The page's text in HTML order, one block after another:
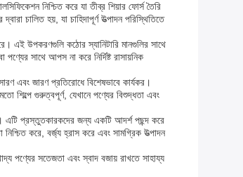
নিশ্চিত করে যা তীব্র শিয়ার ফোর্স তৈরি
চালিত হয়, যা চাহিদাপূর্ণ উত্পাদন পরিস্থিতিতে
এই উপকরণগুলি কঠোর স্যানিটারি মানগুলির সাথে
সাথে আপস না করে নির্দিষ্ট রাসায়নিক
এবং জারণ প্রতিরোধে বিশেষভাবে কার্যকর।
শিল্পে গুরুত্বপূর্ণ, যেখানে পণ্যের বিশুদ্ধতা এবং
এটি প্রস্তুতকারকদের জন্য একটি আদর্শ পছন্দ করে
করে, বর্জ্য হ্রাস করে এবং সামগ্রিক উত্পাদন
পণ্যের সতেজতা এবং স্বাদ বজায় রাখতে সাহায্য